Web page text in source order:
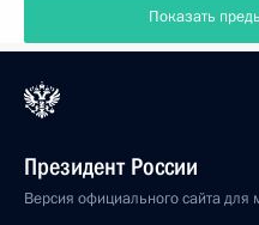
Показать
Президент России
Версия официального сайта для